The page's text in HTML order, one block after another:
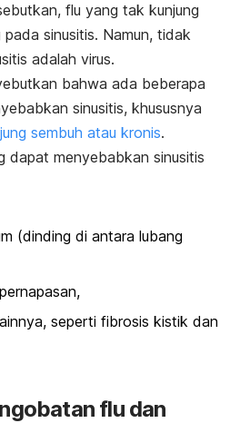
flu yang tak kunjung
sinusitis. Namun, tidak
adalah virus.
bahwa ada beberapa
sinusitis, khususnya
sembuh atau kronis.
dapat menyebabkan sinusitis
(dinding di antara lubang
seperti fibrosis kistik dan
flu dan